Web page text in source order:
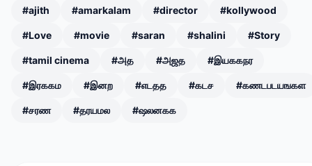
#ajith #amarkalam #director #kollywood
#Love #movie #saran #shalini #Story
#tamil cinema #அத #அஜத #இயககநர
#இரககம #இனற #எடதத #கடச #கணடபடயஙகள
#சரண #தரயமல #ஷலனகக